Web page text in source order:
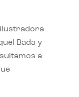
ilustradora
Bada y
a